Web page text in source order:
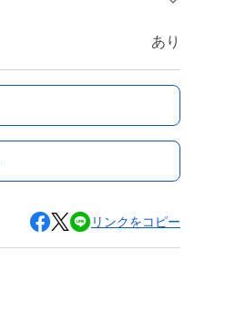
あり
リンクをコピー